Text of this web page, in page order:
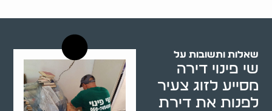
שאלות ותשובות על
שי פינוי דירה
מסייע לזוג צעיר
לפנות את דירת